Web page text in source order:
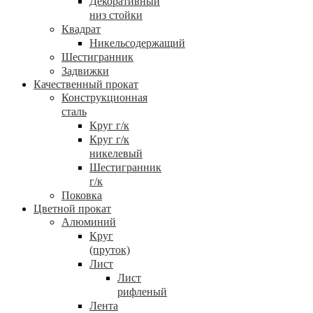
низ стойки
Квадрат
Никельсодержащий
Шестигранник
Задвижки
Качественный прокат
Конструкционная
сталь
Круг г/к
Круг г/к
никелевый
Шестигранник
г/к
Поковка
Цветной прокат
Алюминий
Круг
(пруток)
Лист
Лист
рифленый
Лента